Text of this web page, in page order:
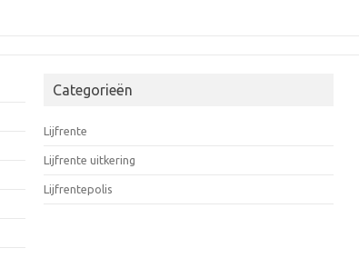
Categorieën
Lijfrente
Lijfrente uitkering
Lijfrentepolis